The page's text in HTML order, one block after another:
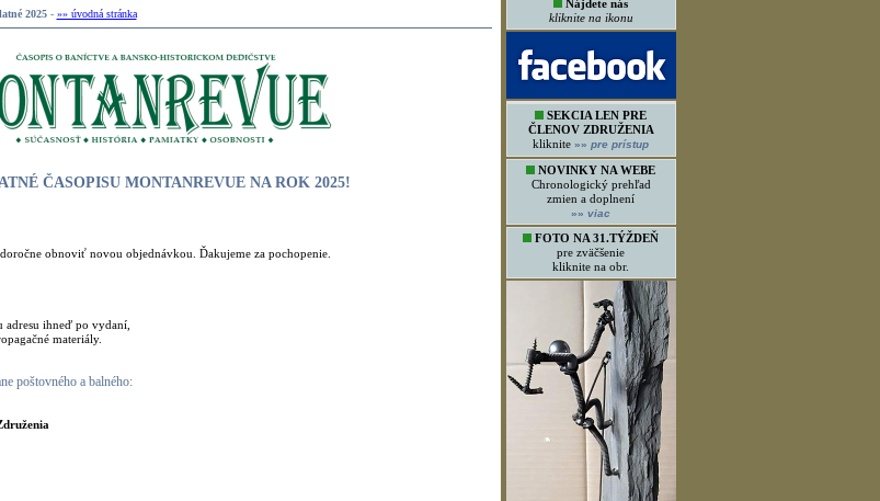
Nájdete nás
kliknite na ikonu
SEKCIA LEN PRE
ČLENOV ZDRUŽENIA
kliknite »» pre prístup
NOVINKY NA WEBE
Chronologický prehľad
zmien a doplnení
»» viac
FOTO NA 31.TÝŽDEŇ
pre zväčšenie
kliknite na obr.
2025- »» úvodná stránka
ČASOPISU MONTANREVUE NA ROK 2025!
obnoviť novou objednávkou. Ďakujeme za pochopenie.
adresu ihneď po vydaní,
materiály.
poštovného a balného: